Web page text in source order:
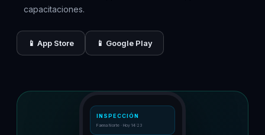
capacitaciones.
📱 App Store 📱 Google Play
INSPECCIÓN
Faena Norte · Hoy 14:23